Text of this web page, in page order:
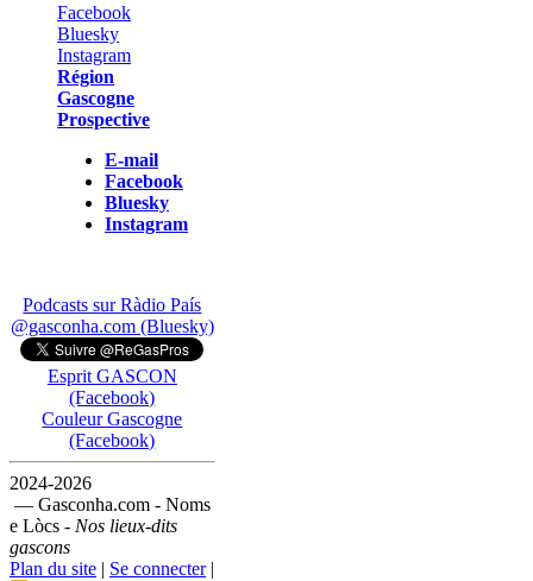
Région
Gascogne
Prospective
E-mail
Facebook
Bluesky
Instagram
Podcasts sur Ràdio País
@gasconha.com (Bluesky)
Esprit GASCON
(Facebook)
Couleur Gascogne
(Facebook)
2024-2026
— Gasconha.com - Noms
e Lòcs - Nos lieux-dits
gascons
Plan du site | Se connecter|